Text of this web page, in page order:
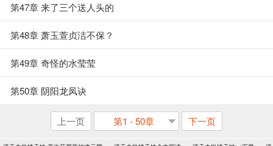
第47章 来了三个送人头的
第48章 萧玉萱贞洁不保？
第49章 奇怪的水莹莹
第50章 阴阳龙凤诀
上一页 第1 - 50章 下一页